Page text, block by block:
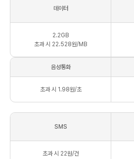
데이터
2.2GB
초과 시 22.528원/MB
음성통화
초과 시 1.98원/초
SMS
초과 시 22원/건